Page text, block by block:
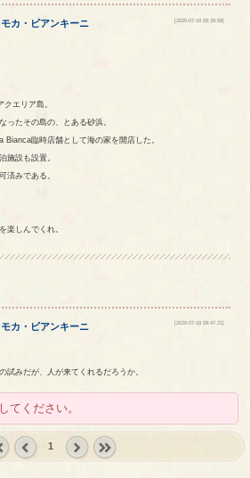
モカ ・ ビアンキーニ
[2020-07-18 09:39:58]
エリア島。
ったその島の、とある砂浜。
Bianca臨時店舗として海の家を開店した。
施設も設置。
済みである。
楽しんでくれ。
モカ ・ ビアンキーニ
[2020-07-18 09:47:21]
試みだが、人が来てくれるだろうか。
てください。
1